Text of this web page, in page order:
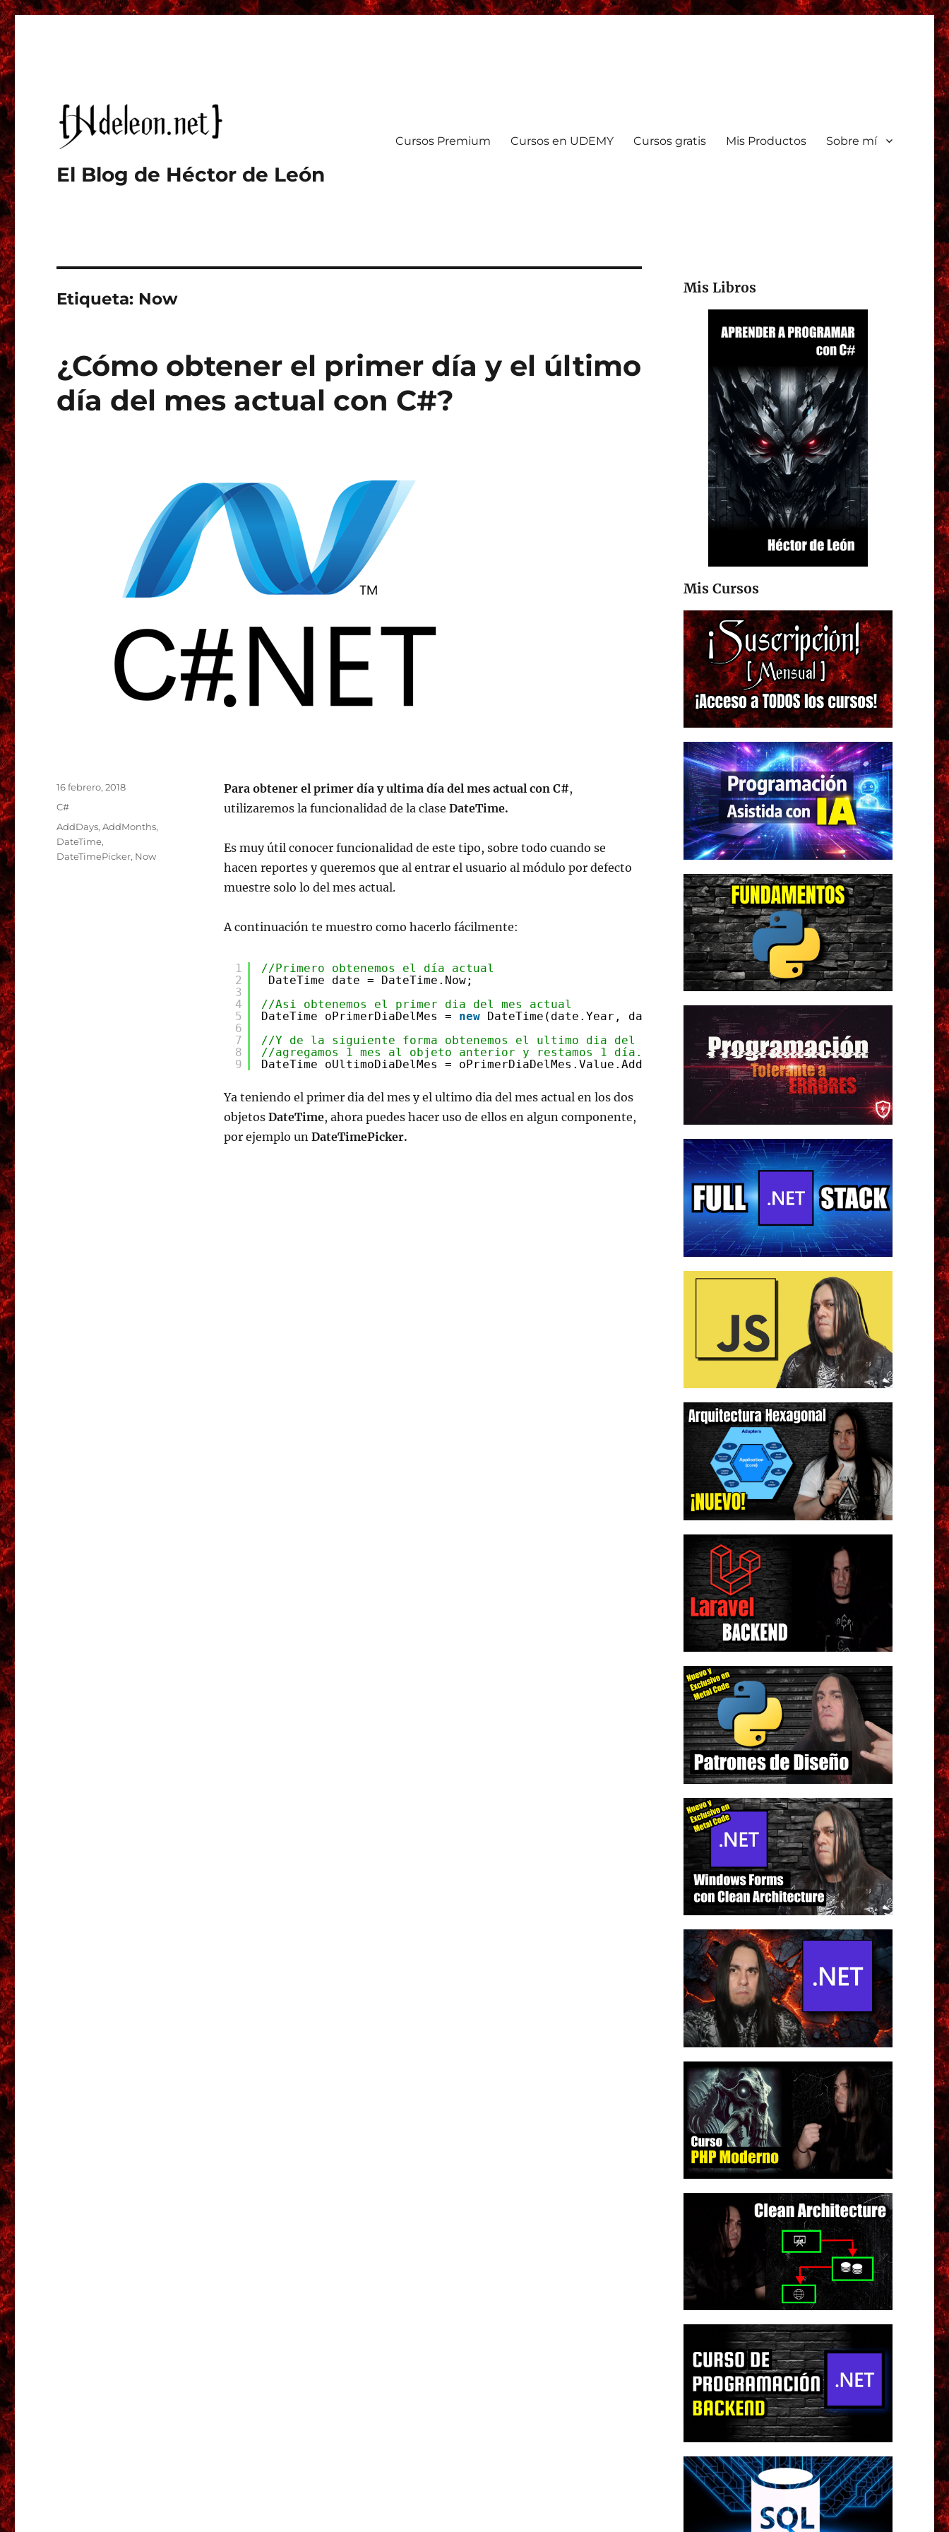
El Blog de Héctor de León
Cursos Premium Cursos en UDEMY Cursos gratis Mis Productos Sobre mí
Etiqueta: Now
¿Cómo obtener el primer día y el último
día del mes actual con C#?
Para obtener el primer día y ultima día del mes actual con C#,
utilizaremos la funcionalidad de la clase DateTime.
Es muy útil conocer funcionalidad de este tipo, sobre todo cuando se
hacen reportes y queremos que al entrar el usuario al módulo por defecto
muestre solo lo del mes actual.
A continuación te muestro como hacerlo fácilmente:
1
2
3
4
5
6
7
8
9
//Primero obtenemos el día actual
DateTime date = DateTime.Now;
//Asi obtenemos el primer dia del mes actual
DateTime oPrimerDiaDelMes = new DateTime(date.Year, date.Month, 1);
//Y de la siguiente forma obtenemos el ultimo dia del mes
//agregamos 1 mes al objeto anterior y restamos 1 día.
DateTime oUltimoDiaDelMes = oPrimerDiaDelMes.Value.AddMonths(1).AddDays(-1);
Ya teniendo el primer dia del mes y el ultimo dia del mes actual en los dos
objetos DateTime, ahora puedes hacer uso de ellos en algun componente,
por ejemplo un DateTimePicker.
Publicado
16 febrero, 2018
Categorías
C#
Etiquetas
AddDays,AddMonths,
DateTime,
DateTimePicker, Now
Mis Libros
Mis Cursos